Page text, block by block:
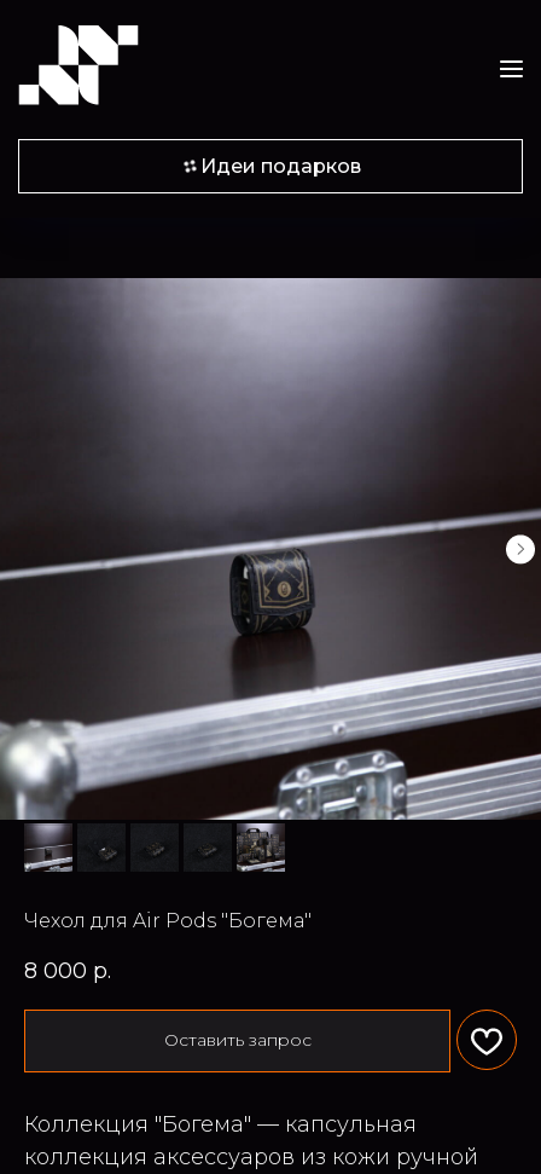
Идеи подарков
Чехол для Air Pods "Богема"
8 000 р.
Оставить запрос
Коллекция "Богема" — капсульная
коллекция аксессуаров из кожи ручной